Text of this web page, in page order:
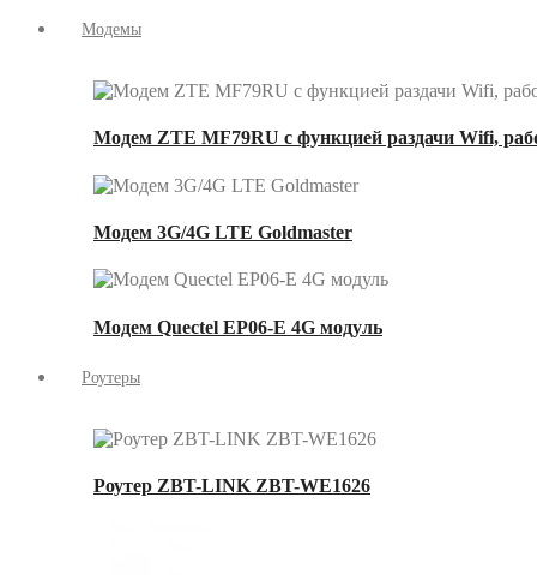
Модемы
Модем ZTE MF79RU с функцией раздачи Wifi,
Модем 3G/4G LTE Goldmaster
Модем Quectel EP06-E 4G модуль
Роутеры
Роутер ZBT-LINK ZBT-WE1626